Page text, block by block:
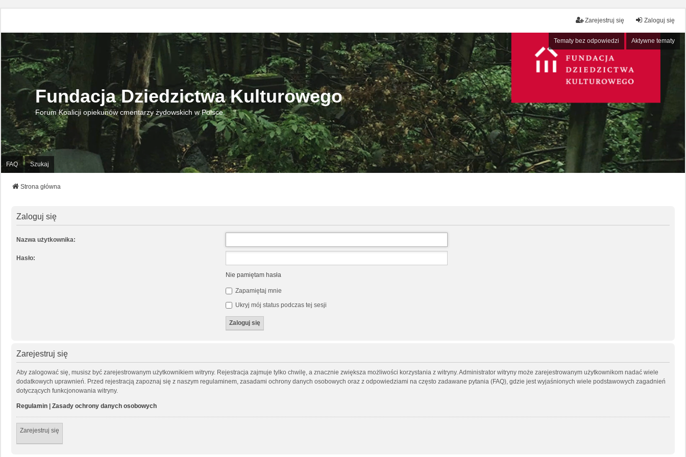
Zaloguj się
Zarejestruj się
Tematy bez odpowiedzi Aktywne tematy
Fundacja Dziedzictwa Kulturowego
Forum Koalicji opiekunów cmentarzy żydowskich w Polsce.
FAQ Szukaj
Strona główna
Zaloguj się
Nazwa użytkownika:
Hasło:
Nie pamiętam hasła
Zapamiętaj mnie
Ukryj mój status podczas tej sesji
Zarejestruj się
Aby zalogować się, musisz być zarejestrowanym użytkownikiem witryny. Rejestracja zajmuje tylko chwilę, a znacznie zwiększa możliwości korzystania z witryny. Administrator witryny może zarejestrowanym użytkownikom nadać wiele
dodatkowych uprawnień. Przed rejestracją zapoznaj się z naszym regulaminem, zasadami ochrony danych osobowych oraz z odpowiedziami na często zadawane pytania (FAQ), gdzie jest wyjaśnionych wiele podstawowych zagadnień
dotyczących funkcjonowania witryny.
Regulamin | Zasady ochrony danych osobowych
Zarejestruj się